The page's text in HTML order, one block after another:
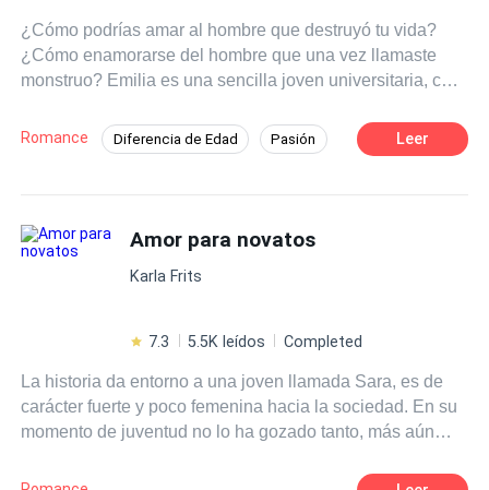
¿Cómo podrías amar al hombre que destruyó tu vida?
¿Cómo enamorarse del hombre que una vez llamaste
monstruo? Emilia es una sencilla joven universitaria, con
ellos, sin embargo, toda su vida cambia de un momento a
otro y de la manera más drástica. ¿Puede una mujer
le causó todo ese daño? El camino es largo y lleno de
curvas, lo que una vez fue el motivo de tus lágrimas, hoy
podría ser la plenitud d tu felicidad. ¿Quién sabe?
Romance Diferencia de Edad Pasión
Primer Amor Romance oscuro
Leer
Amor para novatos
Karla Frits
7.3 5.5K leídos Completed
La historia da entorno a una joven llamada Sara, es de
carácter fuerte y poco femenina hacia la sociedad. En su
momento de juventud no lo ha gozado tanto, más aún
momento trágico y para nada dichoso, en la cual quiere